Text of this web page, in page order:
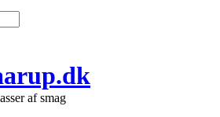
af smag